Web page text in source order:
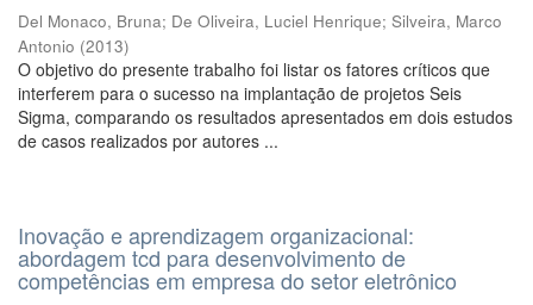
Del Monaco, Bruna; De Oliveira, Luciel Henrique; Silveira, Marco
Antonio (2013)
O objetivo do presente trabalho foi listar os fatores críticos que
interferem para o sucesso na implantação de projetos Seis
Sigma, comparando os resultados apresentados em dois estudos
de casos realizados por autores ...
Inovação e aprendizagem organizacional:
abordagem tcd para desenvolvimento de
competências em empresa do setor eletrônico